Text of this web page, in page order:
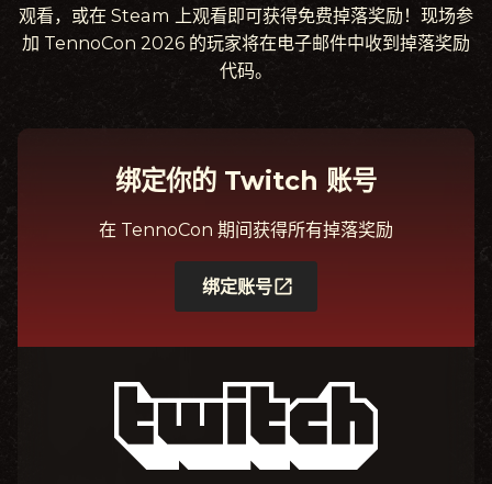
观看，或在 Steam 上观看即可获得免费掉落奖励！现场参
加 TennoCon 2026 的玩家将在电子邮件中收到掉落奖励
代码。
绑定你的 Twitch 账号
在 TennoCon 期间获得所有掉落奖励
绑定账号